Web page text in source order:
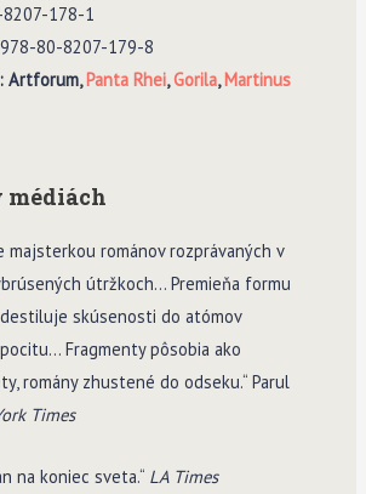
178-1
978-80-8207-179-8
Artforum,Panta Rhei, Gorila,Martinus
médiách
majsterkou románov rozprávaných v
útržkoch… Premieňa formu
skúsenosti do atómov
Fragmenty pôsobia ako
romány zhustené do odseku.“ Parul
Times
na koniec sveta.“ LA Times